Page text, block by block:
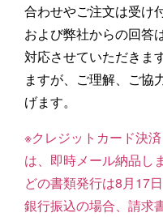
合わせやご注文は受け
および弊社からの回答
対応させていただきま
ますが、ご理解、ご協
げます。
※クレジットカード決
は、即時メール納品し
どの書類発行は8月17
銀行振込の場合、請求